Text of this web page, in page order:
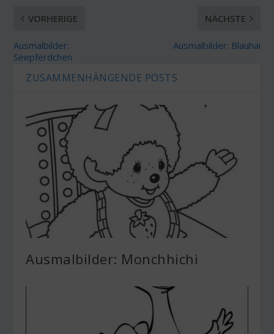
VORHERIGE
Ausmalbilder:
Seepferdchen
NÄCHSTE
Ausmalbilder: Blauhai
ZUSAMMENHÄNGENDE POSTS
Ausmalbilder: Monchhichi